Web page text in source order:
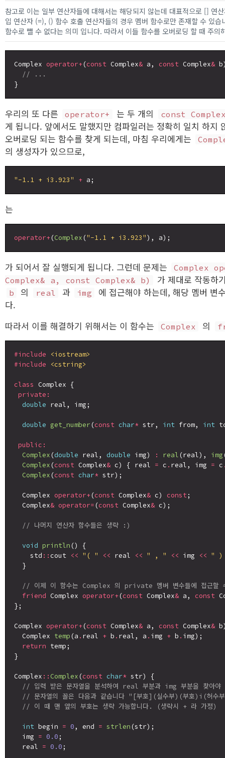
참고로 이는 일부 연산자들에 대해서는 해당되지 않는데 대표적으로 [] 연
입 연산자 (=), () 함수 호출 연산자들의 경우 멤버 함수로만 존재할 수 있
함수로 뺄 수 없다는 의미 입니다. 따라서 이들 함수를 오버로딩 할 때 주의
Complex operator+(const Complex& a, const Complex&
// ...
우리의 또 다른 operator+ 는 두 개의 const
게 됩니다. 앞에서도 말했지만 컴파일러는 정확히 일치 하지
오버로딩 되는 함수를 찾게 되는데, 마침 우리에게는
의 생성자가 있으므로,
"-1.1 + i3.923" +
는
operator+(Complex ("-1.1 + i3.923"
가 되어서 잘 실행되게 됩니다. 그런데 문제는
Complex
Complex& a, const Complex& b)
가 제대로 작동하
b 의 real 과 img
에 접근해야 하는데, 해당 멤버 변
다.
따라서 이를 해결하기 위해서는 이 함수는
Complex 의
#include
<iostream>
#include
<cstring>
class Complex {
private:
double real, img;
double get_number (const char* str, int from, int
public:
Complex (double real, double img) : real (real), img
Complex (const Complex& c) { real = c . real, img = c
Complex (const char* str);
  Complex
operator+(const Complex& c) const;
  Complex
& operator= (const Complex& c);
// 나머지 연산자 함수들은 생략 :)
void println () {
    std
::cout << "( " << real << " , " << img << " )
  }
// 이제 이 함수는 Complex 의 private 멤버 변수들에 접근할
friend Complex operator+(const Complex& a, const
};
Complex operator+(const Complex& a, const Complex&
  Complex
temp (a . real + b . real, a . img + b . img);
return temp;
}
Complex :: Complex (const char* str) {
// 입력 받은 문자열을 분석하여 real 부분과 img 부분을 찾아야
// 문자열의 꼴은 다음과 같습니다 "[부호](실수부)(부호)i(허수
// 이 때 맨 앞의 부호는 생략 가능합니다. (생략시 + 라 가정)
int begin = 0, end = strlen (str);
  img
= 0.0 ;
  real
= 0.0 ;